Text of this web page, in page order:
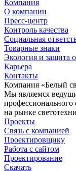
Компания
О компании
Пресс-центр
Контроль качества
Социальная
Товарные знаки
Экология и защита
Карьера
Контакты
Компания «Белый
Мы являемся
профессионального
на рынке
Проекты
Связь с компанией
Проектировщику
Работа с сайтом
Проектирование
Скачать